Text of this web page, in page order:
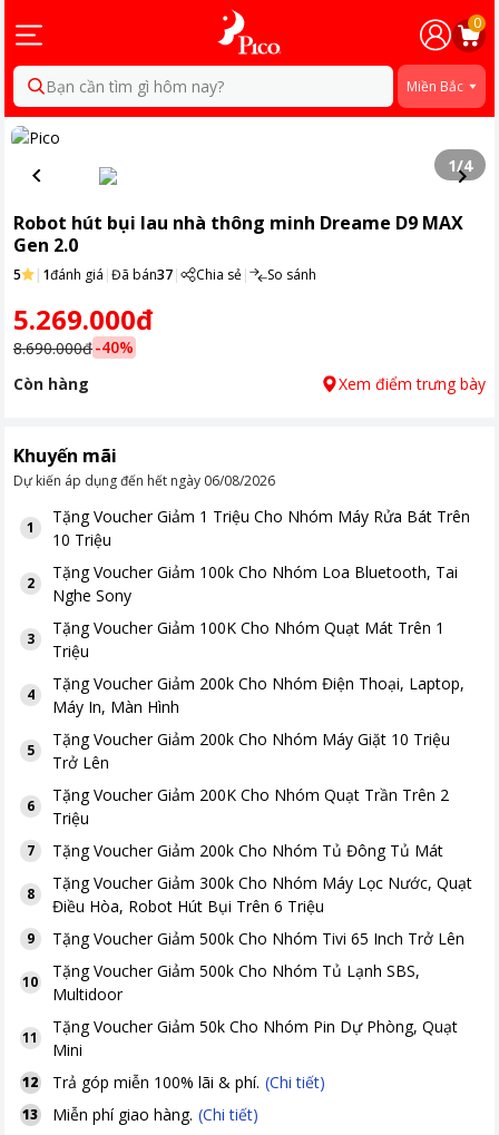
0
Bạn cần tìm gì hôm nay? Miền Bắc
1/4
Robot hút bụi lau nhà thông minh Dreame D9 MAX
Gen 2.0
5 | 1đánh giá |Đã bán37| Chia sẻ| So sánh
5.269.000đ
8.690.000đ-40%
Còn hàng
Xem điểm trưng bày
Khuyến mãi
Dự kiến áp dụng đến hết ngày 06/08/2026
1
TặngVoucher Giảm 1 Triệu Cho Nhóm Máy Rửa Bát Trên
10 Triệu
2
TặngVoucher Giảm 100k Cho Nhóm Loa Bluetooth, Tai
Nghe Sony
3
TặngVoucher Giảm 100K Cho Nhóm Quạt Mát Trên 1
Triệu
4
TặngVoucher Giảm 200k Cho Nhóm Điện Thoại, Laptop,
Máy In, Màn Hình
5
TặngVoucher Giảm 200k Cho Nhóm Máy Giặt 10 Triệu
Trở Lên
6
TặngVoucher Giảm 200K Cho Nhóm Quạt Trần Trên 2
Triệu
7 TặngVoucher Giảm 200k Cho Nhóm Tủ Đông Tủ Mát
8
TặngVoucher Giảm 300k Cho Nhóm Máy Lọc Nước, Quạt
Điều Hòa, Robot Hút Bụi Trên 6 Triệu
9 TặngVoucher Giảm 500k Cho Nhóm Tivi 65 Inch Trở Lên
10
TặngVoucher Giảm 500k Cho Nhóm Tủ Lạnh SBS,
Multidoor
11
TặngVoucher Giảm 50k Cho Nhóm Pin Dự Phòng, Quạt
Mini
12 Trả góp miễn 100% lãi & phí. (Chi tiết)
13 Miễn phí giao hàng. (Chi tiết)